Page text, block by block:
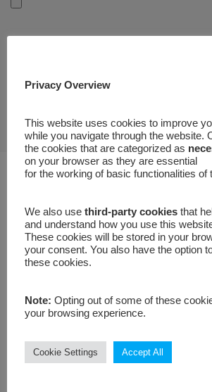
Privacy Notice for Job
Mapa stránek
Produkty
Privacy Overview
This website uses cookies to improve
while you navigate through the website.
the cookies that are categorized as
on your browser as they are essential
for the working of basic functionalities of
We also use third-party cookies that
and understand how you use this
These cookies will be stored in your
your consent. You also have the option
these cookies.
Note: Opting out of some of these
your browsing experience.
Cookie Settings Accept All